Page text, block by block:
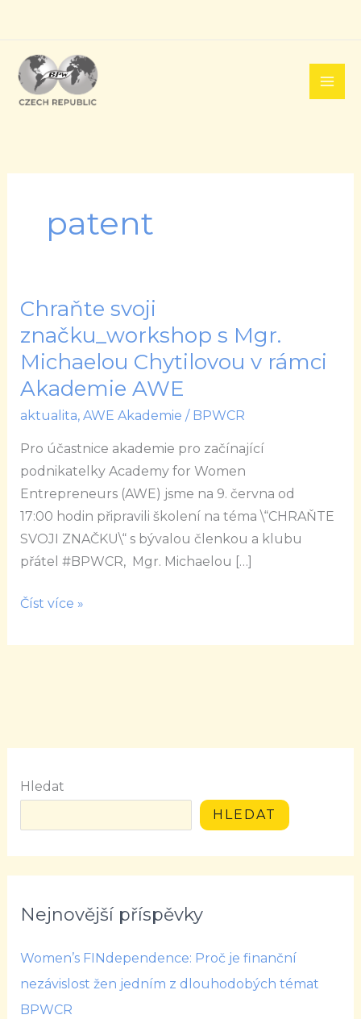
obsah
patent
Chraňte svoji
značku_workshop s Mgr.
Michaelou Chytilovou v rámci
Akademie AWE
aktualita, AWE Akademie / BPWCR
Pro účastnice akademie pro začínající
podnikatelky Academy for Women
Entrepreneurs (AWE) jsme na 9. června od
17:00 hodin připravili školení na téma \“CHRAŇTE
SVOJI ZNAČKU\“ s bývalou členkou a klubu
přátel #BPWCR, Mgr. Michaelou […]
Chraňte
svoji
značku_workshop
s
Mgr.
Michaelou
Chytilovou
rámci
Akademie
AWE
Číst více »
Hledat
HLEDAT
Nejnovější příspěvky
Women’s FINdependence: Proč je finanční
nezávislost žen jedním z dlouhodobých témat
BPWCR